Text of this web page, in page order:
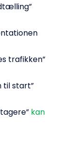
trafikken”
til start”
kan